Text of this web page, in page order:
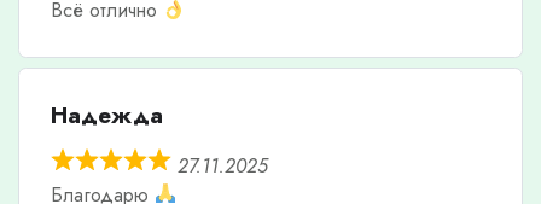
Всё отлично
Надежда
27.11.2025
Благодарю